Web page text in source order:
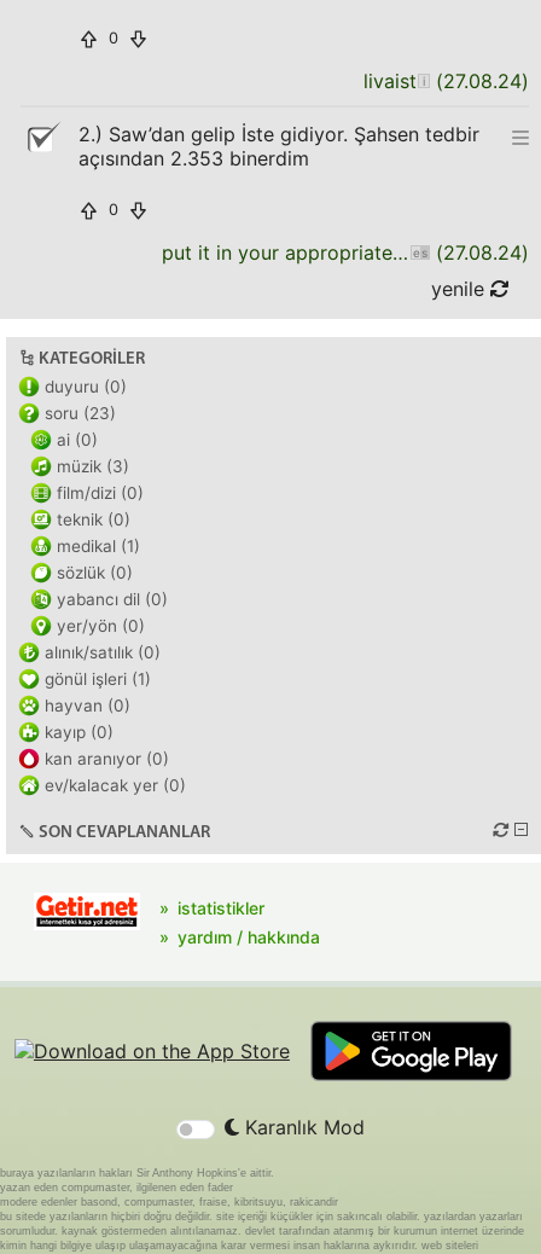
0
livaist (27.08.24)
2.) Saw’dan gelip İste gidiyor. Şahsen tedbir
açısından 2.353 binerdim
0
put it in your appropriate place (27.08.24)
yenile
KATEGORILER
duyuru (0)
soru (23)
ai (0)
müzik (3)
film/dizi (0)
teknik (0)
medikal (1)
sözlük (0)
yabancı dil (0)
yer/yön (0)
alınık/satılık (0)
gönül işleri (1)
hayvan (0)
kayıp (0)
kan aranıyor (0)
ev/kalacak yer (0)
SON CEVAPLANANLAR
istatistikler
yardım / hakkında
Karanlık Mod
buraya yazılanların hakları Sir Anthony Hopkins'e aittir.
yazan eden compumaster, ilgilenen eden fader
modere edenler basond, compumaster, fraise, kibritsuyu, rakicandir
bu sitede yazılanların hiçbiri doğru değildir. site içeriği küçükler için sakıncalı olabilir. yazılardan yazarları
sorumludur. kaynak göstermeden alıntılanamaz. devlet tarafından atanmış bir kurumun internet üzerinde
kimin hangi bilgiye ulaşıp ulaşamayacağına karar vermesi insan haklarına aykırıdır. web siteleri